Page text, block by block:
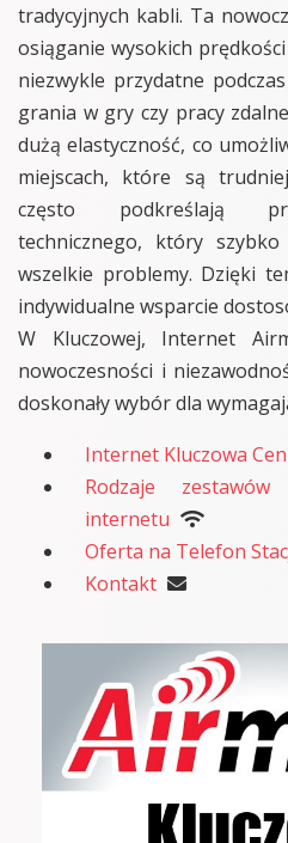
tradycyjnych kabli. Ta
osiąganie wysokich
niezwykle przydatne
grania w gry czy pracy
dużą elastyczność, co
miejscach, które są
często podkreślają
technicznego, który
wszelkie problemy. Dzięki
indywidualne wsparcie
W Kluczowej, Internet
nowoczesności i
doskonały wybór dla
Internet Kluczowa
Rodzaje
internetu
Oferta na Telefon
Kontakt